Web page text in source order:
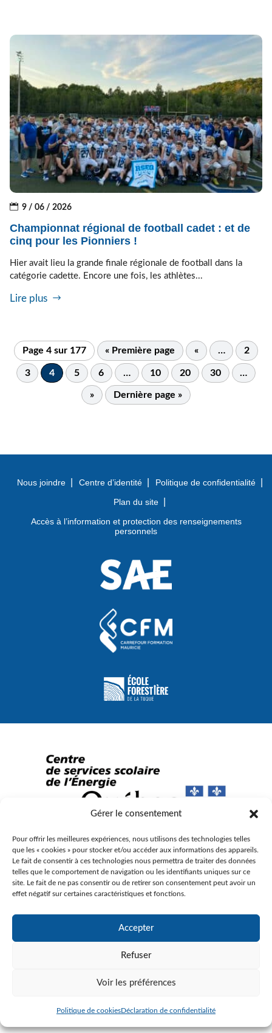
Gérer le consentement
Pour offrir les meilleures expériences, nous utilisons des technologies telles
que les « cookies » pour stocker et/ou accéder aux informations des appareils.
Le fait de consentir à ces technologies nous permettra de traiter des données
telles que le comportement de navigation ou les identifiants uniques sur ce
site. Le fait de ne pas consentir ou de retirer son consentement peut avoir un
effet négatif sur certaines caractéristiques et fonctions.
Accepter
Refuser
Voir les préférences
Politique de cookiesDéclaration de confidentialité
9 / 06 / 2026
Championnat régional de football cadet : et de
cinq pour les Pionniers !
Hier avait lieu la grande finale régionale de football dans la
catégorie cadette. Encore une fois, les athlètes...
Lire plus
Page 4 sur 177 « Première page « … 2
3 4 5 6 … 10 20 30 …
» Dernière page »
Nous joindre Centre d’identité
Politique de confidentialité
Plan du site
Accès à l’information et protection des renseignements
personnels
© Gouvernement du Québec, 2023
Agence Web : Triaxe